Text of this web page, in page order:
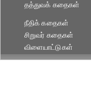
தத்துவக் கதைகள்
நீதிக் கதைகள்
சிறுவர் கதைகள்
விளையாட்டுகள்